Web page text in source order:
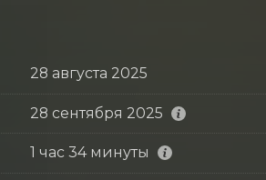
28 августа 2025
28 сентября 2025
1 час 34 минуты